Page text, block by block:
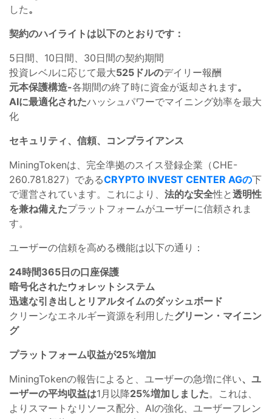
した。
契約のハイライトは以下のとおりです：
5日間、10日間、30日間の契約期間
投資レベルに応じて最大525ドルのデイリー報酬
元本保護構造-各期間の終了時に資金が返却されます。
AIに最適化されたハッシュパワーでマイニング効率を最大
化
セキュリティ、信頼、コンプライアンス
MiningTokenは、完全準拠のスイス登録企業（CHE-
260.781.827）であるCRYPTO INVEST CENTER AGの下
で運営されています。これにより、 法的な安全性と透明性
を兼ね備えたプラットフォームがユーザーに信頼されま
す。
ユーザーの信頼を高める機能は以下の通り：
24時間365日の口座保護
暗号化されたウォレットシステム
迅速な引き出しとリアルタイムのダッシュボード
クリーンなエネルギー資源を利用したグリーン・マイニン
グ
プラットフォーム収益が25%増加
MiningTokenの報告によると、ユーザーの急増に伴い、ユ
ーザーの平均収益は1月以降25%増加しました。これは、
よりスマートなリソース配分、AIの強化、ユーザーフレン